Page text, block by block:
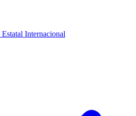
Estatal Internacional